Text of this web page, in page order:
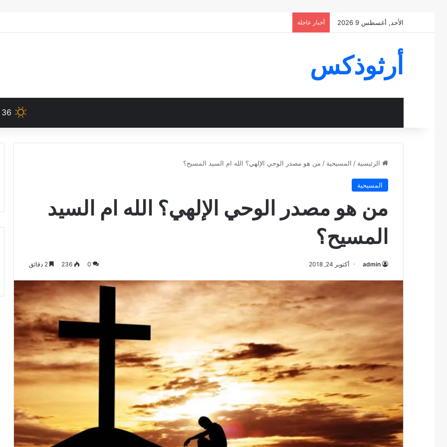
الأحد, أغسطس 9 2026 أخبار عاجلة
أرثوذكس
36
الرئيسية / المسيحية / من هو مصدر الوحي الإلهي؟ الله ام السيد المسيح؟
المسيحية
من هو مصدر الوحي الإلهي؟ الله ام السيد
المسيح؟
admin أكتوبر 24, 2018 0
236